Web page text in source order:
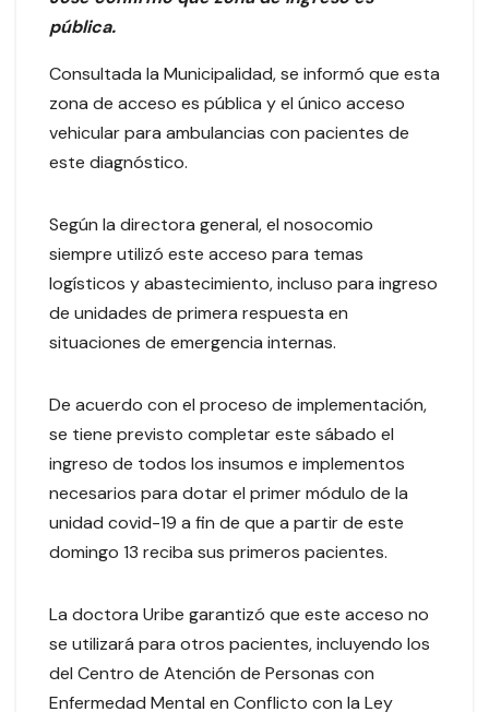
pública.
Consultada la Municipalidad, se informó que esta
zona de acceso es pública y el único acceso
vehicular para ambulancias con pacientes de
este diagnóstico.
Según la directora general, el nosocomio
siempre utilizó este acceso para temas
logísticos y abastecimiento, incluso para ingreso
de unidades de primera respuesta en
situaciones de emergencia internas.
De acuerdo con el proceso de implementación,
se tiene previsto completar este sábado el
ingreso de todos los insumos e implementos
necesarios para dotar el primer módulo de la
unidad covid-19 a fin de que a partir de este
domingo 13 reciba sus primeros pacientes.
La doctora Uribe garantizó que este acceso no
se utilizará para otros pacientes, incluyendo los
del Centro de Atención de Personas con
Enfermedad Mental en Conflicto con la Ley